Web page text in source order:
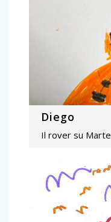
Diego
Il rover su Marte